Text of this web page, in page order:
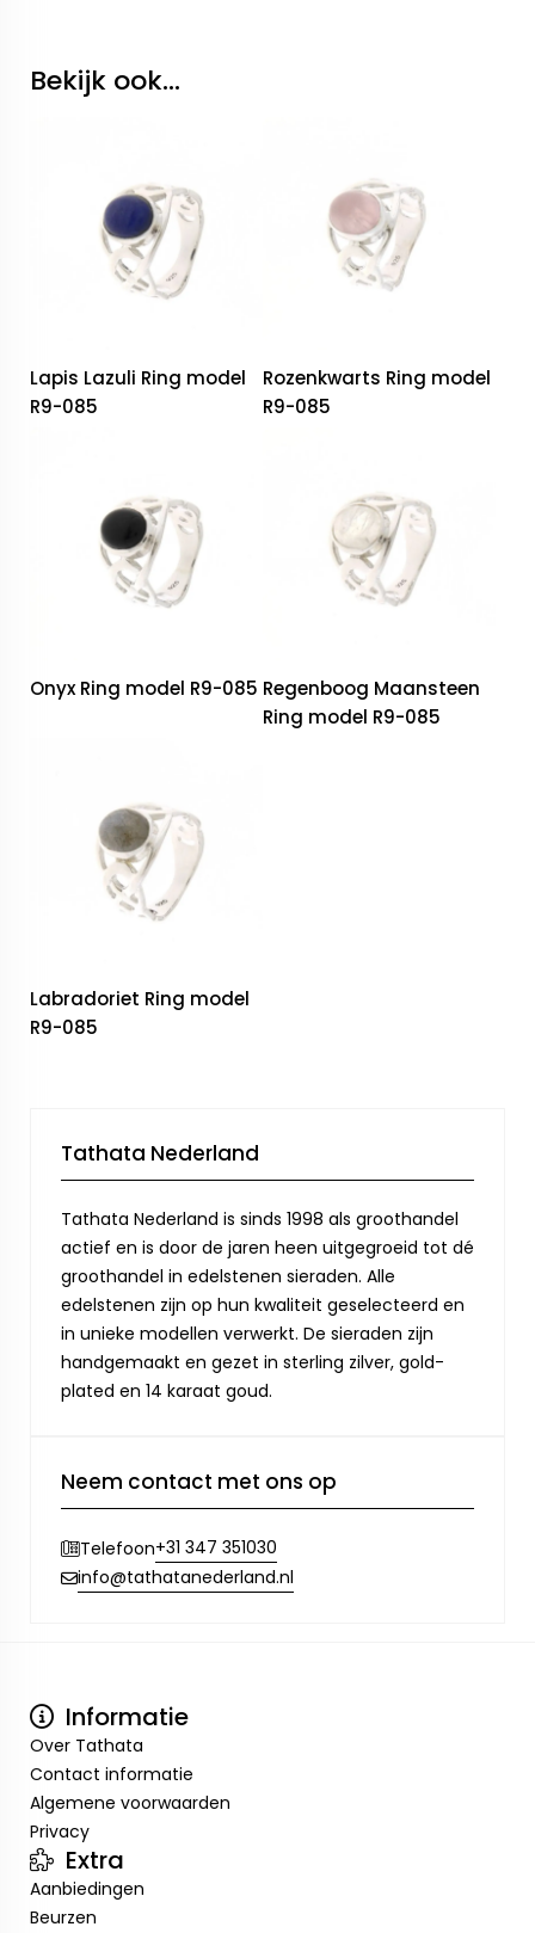
Bekijk ook...
Lapis Lazuli Ring model
R9-085
Rozenkwarts Ring model
R9-085
Onyx Ring model R9-085 Regenboog Maansteen
Ring model R9-085
Labradoriet Ring model
R9-085
Tathata Nederland
Tathata Nederland is sinds 1998 als groothandel
actief en is door de jaren heen uitgegroeid tot dé
groothandel in edelstenen sieraden. Alle
edelstenen zijn op hun kwaliteit geselecteerd en
in unieke modellen verwerkt. De sieraden zijn
handgemaakt en gezet in sterling zilver, gold-
plated en 14 karaat goud.
Neem contact met ons op
Telefoon+31 347 351030
info@tathatanederland.nl
Informatie
Over Tathata
Contact informatie
Algemene voorwaarden
Privacy
Extra
Aanbiedingen
Beurzen